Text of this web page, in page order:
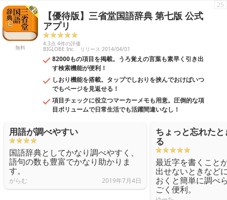
無料
【優待版】三省堂国語辞典 第七版 公式
アプリ
4.3点 4件の評価
BIGLOBE Inc. リリース 2014/04/01
82000もの項目を掲載。うろ覚えの言葉も素早く引き出
す検索機能が便利！
しおり機能を搭載。タップでしおりを挟んでおけばいつ
でもページを見返せる！
項目チェックに役立つマーカーメモも用意。圧倒的な項
目ボリュームで日常生活でも活躍間違いなし！
25
用語が調べやすい
国語辞典としてかなり調べやすく、
語句の数も豊富でかなり助かりま
す。
がらむ 2019年7月4日
ちょっと忘れた
る
最近字を書くこと
出せないときなど
おくと簡単に調べ
ごく便利。